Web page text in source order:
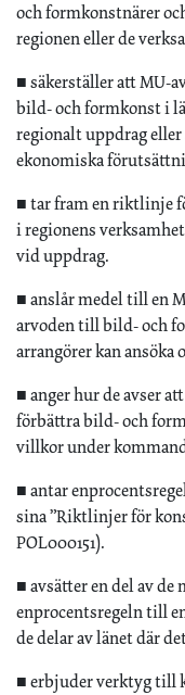
och formkonstnärer
regionen eller de
■ säkerställer att MU-
bild- och formkonst i
regionalt uppdrag eller
ekonomiska
■ tar fram en riktlinje
i regionens
vid uppdrag.
■ anslår medel till en
arvoden till bild- och
arrangörer kan ansöka
■ anger hur de avser
förbättra bild- och
villkor under
■ antar
sina ”Riktlinjer för
POL000151).
■ avsätter en del av de
enprocentsregeln till
de delar av länet där
■ erbjuder verktyg till